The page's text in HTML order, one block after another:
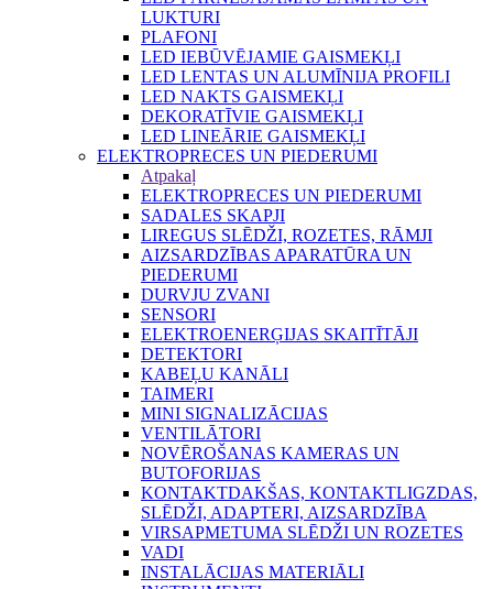
LUKTURI
PLAFONI
LED IEBŪVĒJAMIE GAISMEKĻI
LED LENTAS UN ALUMĪNIJA PROFILI
LED NAKTS GAISMEKĻI
DEKORATĪVIE GAISMEKĻI
LED LINEĀRIE GAISMEKĻI
ELEKTROPRECES UN PIEDERUMI
Atpakaļ
ELEKTROPRECES UN PIEDERUMI
SADALES SKAPJI
LIREGUS SLĒDŽI, ROZETES, RĀMJI
AIZSARDZĪBAS APARATŪRA UN
PIEDERUMI
DURVJU ZVANI
SENSORI
ELEKTROENERĢIJAS SKAITĪTĀJI
DETEKTORI
KABEĻU KANĀLI
TAIMERI
MINI SIGNALIZĀCIJAS
VENTILĀTORI
NOVĒROŠANAS KAMERAS UN
BUTOFORIJAS
KONTAKTDAKŠAS, KONTAKTLIGZDAS,
SLĒDŽI, ADAPTERI, AIZSARDZĪBA
VIRSAPMETUMA SLĒDŽI UN ROZETES
VADI
INSTALĀCIJAS MATERIĀLI